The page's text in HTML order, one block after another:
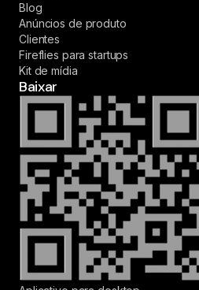
Blog
Anúncios de produto
Clientes
Fireflies para startups
Kit de mídia
Baixar